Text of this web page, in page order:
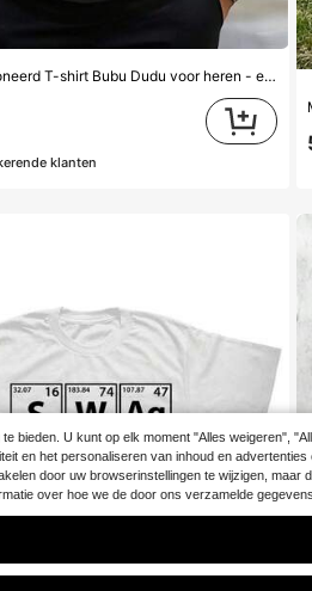
Retro-gepatroneerd T-shirt Bubu Dudu voor heren - een zwart vintage gaming T-shirt met opvallende rode DUDU-tekst en stijlvol karakterontwerp, perfect voor cas
klanten
bieden. U kunt op elk moment "Alles weigeren",
en het personaliseren van inhoud en
door uw browserinstellingen te wijzigen, maar
over hoe we de door ons verzamelde